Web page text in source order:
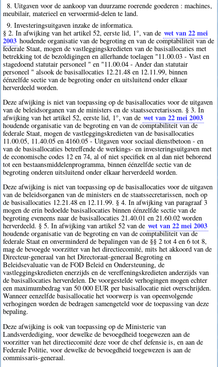
8. Uitgaven voor de aankoop van duurzame roerende goederen : machines,
meubilair, materieel en vervoermid-delen te land.
9. Investeringsuitgaven inzake de informatica.
§ 2. In afwijking van het artikel 52, eerste lid, 1°, van de wet van 22 mei
2003 houdende organisatie van de begroting en van de comptabiliteit van de
federale Staat, mogen de vastleggingskredieten van de basisallocaties met
betrekking tot de bezoldigingen en allerhande toelagen "11.00.03 - Vast en
stagedoend statutair personeel " en "11.00.04 - Ander dan statutair
personeel " alsook de basisallocaties 12.21.48 en 12.11.99, binnen
éénzelfde sectie van de begroting onder en uitsluitend onder elkaar
herverdeeld worden.
Deze afwijking is niet van toepassing op de basisallocaties voor de uitgaven
van de beleidsorganen van de ministers en de staatssecretarissen. § 3. In
afwijking van het artikel 52, eerste lid, 1°, van de wet van 22 mei 2003
houdende organisatie van de begroting en van de comptabiliteit van de
federale Staat, mogen de vastleggingskredieten van de basisallocaties
11.00.05, 11.40.05 en 4160.05 - Uitgaven voor sociaal dienstbetoon - en
van de basisallocaties betreffende de werkings- en investeringsuitgaven met
de economische codes 12 en 74, al of niet specifiek en al dan niet behorend
tot een bestaansmiddelenprogramma, binnen éénzelfde sectie van de
begroting onderen uitsluitend onder elkaar herverdeeld worden.
Deze afwijking is niet van toepassing op de basisallocaties voor de uitgaven
van de beleidsorganen van de ministers en de staatssecretarissen, noch op
de basisallocaties 12.21.48 en 12.11.99. § 4. In afwijking van paragraaf 3
mogen de erin bedoelde basisallocaties binnen éénzelfde sectie van de
begroting eveneens naar de basisallocaties 21.40.01 en 21.60.02 worden
herverdeeld. § 5. In afwijking van artikel 52 van de wet van 22 mei 2003
houdende organisatie van de begroting en van de comptabiliteit van de
federale Staat en onverminderd de bepalingen van de §§ 2 tot 4 en 6 tot 8,
mag de bevoegde voorzitter van het directiecomité, mits het akkoord van de
Directeur-generaal van het Directoraat-generaal Begroting en
Beleidsevaluatie van de FOD Beleid en Ondersteuning, de
vastleggingskredieten enerzijds en de vereffeningskredieten anderzijds van
de basisallocaties herverdelen. De voorgestelde verhogingen mogen echter
een maximumbedrag van 50 000 EUR per basisallocatie niet overschrijden.
Wanneer eenzelfde basisallocatie het voorwerp is van opeenvolgende
verhogingen worden de bedragen samengeteld voor de toepassing van deze
bepaling.
Deze afwijking is ook van toepassing op de Ministerie van
Landsverdediging, voor dewelke de bevoegdheid toegewezen aan de
voorzitter van het directiecomité deze voor de chef defensie is, en aan de
Federale Politie, voor dewelke de bevoegdheid toegewezen is aan de
commissaris-generaal.